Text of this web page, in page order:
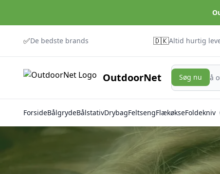
✅De bedste brands 🇩🇰Altid hurtig
OutdoorNet
Søg nu
Søg nu
ForsideBålgrydeBålstativDrybagFeltsengFlækøkseFoldekniv